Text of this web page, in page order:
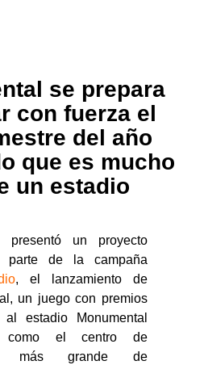
se prepara
con fuerza el
del año
que es mucho
un estadio
un proyecto
parte de la campaña
, el lanzamiento de
un juego con premios
estadio Monumental
como el centro de
más grande de